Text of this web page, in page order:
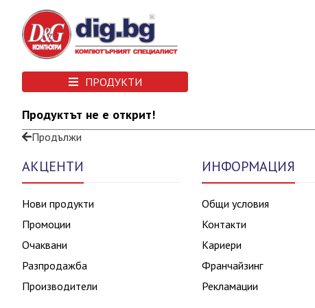
ПРОДУКТИ
Продуктът не е открит!
Продължи
АКЦЕНТИ
Нови продукти
Промоции
Очаквани
Разпродажба
Производители
ИНФОРМАЦИЯ
Общи условия
Контакти
Кариери
Франчайзинг
Рекламации